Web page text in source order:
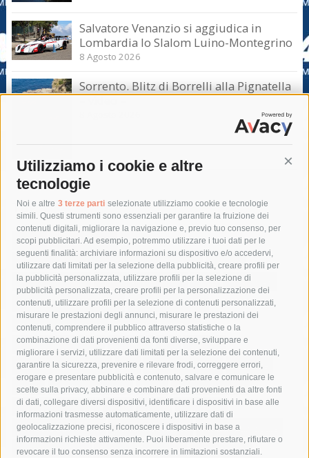
Utilizziamo i cookie e altre
tecnologie
Noi e altre 3 terze parti selezionate utilizziamo cookie e tecnologie
simili. Questi strumenti sono essenziali per garantire la fruizione dei
contenuti digitali, migliorare la navigazione e, previo tuo consenso, per
scopi pubblicitari. Ad esempio, potremmo utilizzare i tuoi dati per le
seguenti finalità: archiviare informazioni su dispositivo e/o accedervi,
utilizzare dati limitati per la selezione della pubblicità, creare profili per
la pubblicità personalizzata, utilizzare profili per la selezione di
pubblicità personalizzata, creare profili per la personalizzazione dei
contenuti, utilizzare profili per la selezione di contenuti personalizzati,
misurare le prestazioni degli annunci, misurare le prestazioni dei
contenuti, comprendere il pubblico attraverso statistiche o la
combinazione di dati provenienti da fonti diverse, sviluppare e
migliorare i servizi, utilizzare dati limitati per la selezione dei contenuti,
garantire la sicurezza, prevenire e rilevare frodi, correggere errori,
erogare e presentare pubblicità e contenuto, salvare e comunicare le
scelte sulla privacy, abbinare e combinare dati provenienti da altre fonti
di dati, collegare diversi dispositivi, identificare i dispositivi in base alle
informazioni trasmesse automaticamente, utilizzare dati di
geolocalizzazione precisi, riconoscere i dispositivi in base a
informazioni richieste attivamente. Puoi liberamente prestare, rifiutare o
revocare il tuo consenso senza incorrere in limitazioni sostanziali.
Salvatore Venanzio si aggiudica in
Lombardia lo Slalom Luino-Montegrino
8 Agosto 2026
Sorrento. Blitz di Borrelli alla Pignatella
– video –
Tag
acqua allerta meteo
anas
area marina protetta di punta campanella
arresto
Asl Napoli 3 sud
capitaneria di porto capri
carabinieri
castellammare di stabia
circumvesuviana
comune di sorrento
concerto
contagi
costiera amalfitana
covid-19 eav
elezioni
fondazione sorrento
gori guardia costiera
incidente
lavori
lorenzo balducelli mare
massa lubrense
massimo coppola
Meta napoli
ordinanza
penisola sorrentina
piano di sorrento
polizia municipale
protezione civile
Regione Campania sant'agnello